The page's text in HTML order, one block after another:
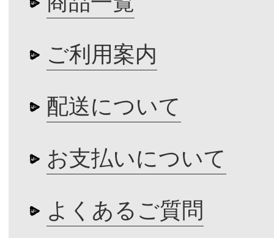
ご利用案内
配送について
お支払いについて
よくあるご質問